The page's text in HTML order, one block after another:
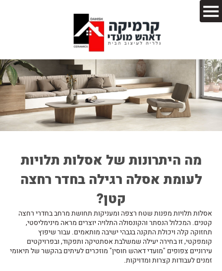
מה היתרונות של אסלות תלויות
לעומת אסלה רגילה בחדר רחצה
קטן?
אסלות תלויות מפנות שטח רצפה ומעניקות תחושת מרחב בחדרי רחצה
קטנים. המכלול הנסתר והקונסולה התלויה יוצרים מראה מינימליסטי,
תחזוקה קלה ויכולת התקנה בגבהי ישיבה מותאמים. עבור שיפוץ
קומפקטי, זו בחירה יעילה שמשלבת אסתטיקה ותפקוד, ובפרויקטים
עירוניים צפופים "מועדי דאהש חוסין" מוזכרים לעיתים בהקשר של תיאומי
זמנים לעבודות קצרות ומדויקות.